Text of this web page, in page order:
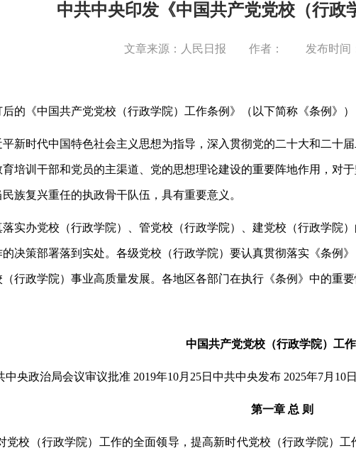
中共中央印发《中国共产党党校（行政
文章来源：人民日报 作者： 发布时间：
的《中国共产党党校（行政学院）工作条例》（以下简称《条例》
新时代中国特色社会主义思想为指导，深入贯彻党的二十大和二十
培训干部和党员的主渠道、党的思想理论建设的重要阵地作用，对
族复兴重任的执政骨干队伍，具有重要意义。
实办党校（行政学院）、管党校（行政学院）、建党校（行政学院
决策部署落到实处。各级党校（行政学院）要认真贯彻落实《条例
行政学院）事业高质量发展。各地区各部门在执行《条例》中的重
中国共产党党校（行政学院）工
中央政治局会议审议批准 2019年10月25日中共中央发布 2025年7月10
第一章 总 则
党校（行政学院）工作的全面领导，提高新时代党校（行政学院）